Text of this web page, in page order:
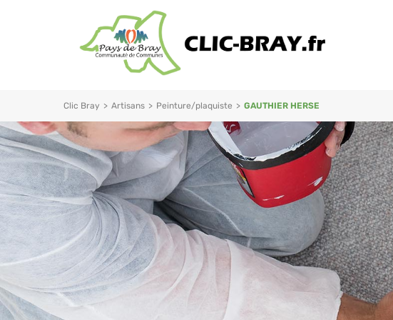
Clic Bray > Artisans > Peinture/plaquiste > GAUTHIER HERSE